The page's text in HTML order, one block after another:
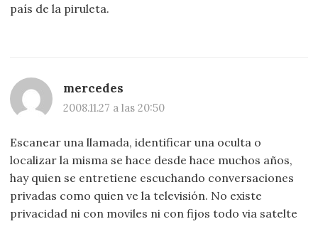
país de la piruleta.
mercedes
2008.11.27 a las 20:50
Escanear una llamada, identificar una oculta o
localizar la misma se hace desde hace muchos años,
hay quien se entretiene escuchando conversaciones
privadas como quien ve la televisión. No existe
privacidad ni con moviles ni con fijos todo via satelte